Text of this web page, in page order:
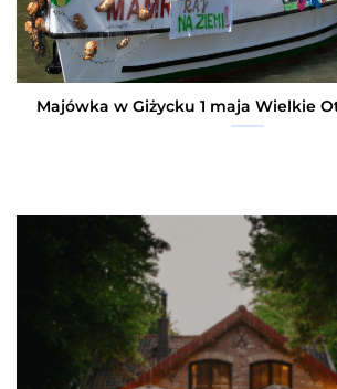
Majówka w Giżycku 1 maja Wielkie